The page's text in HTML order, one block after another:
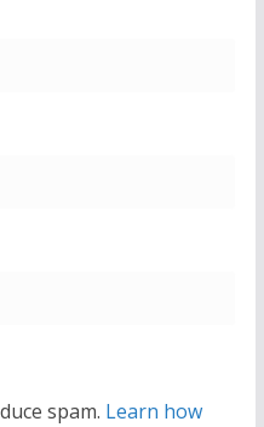
spam. Learn how